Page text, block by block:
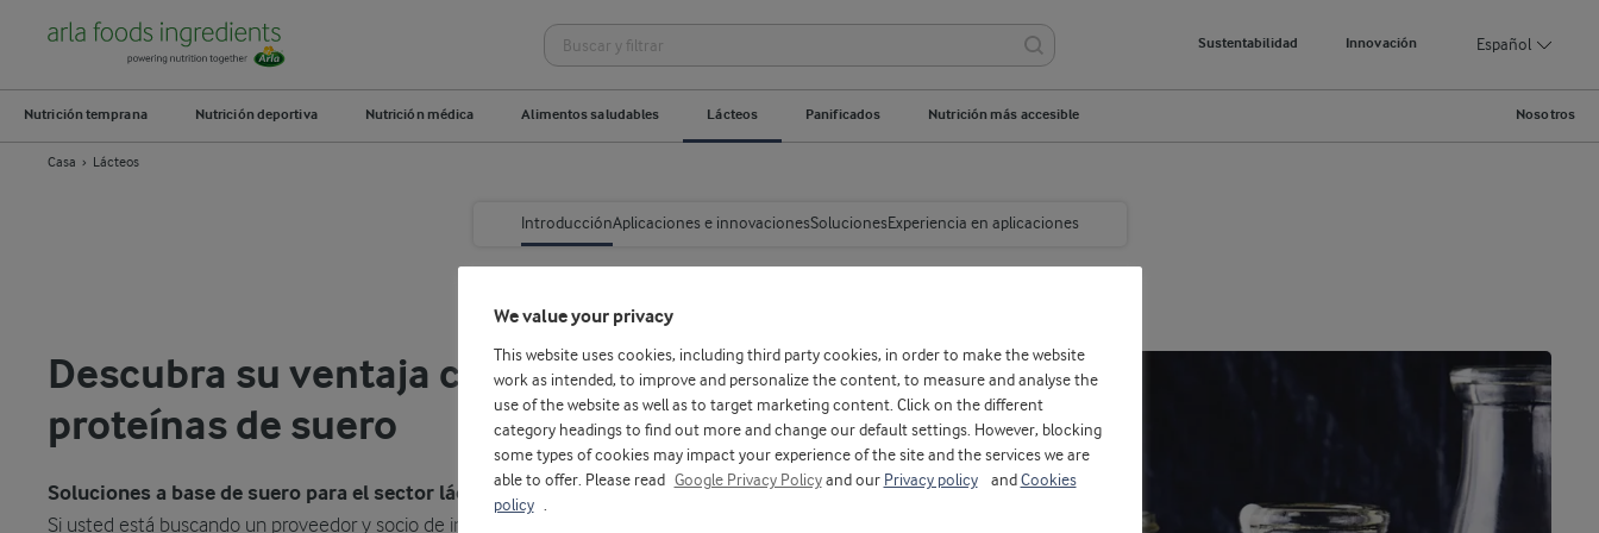
Sustentabilidad Innovación Español
Nutrición temprana Nutrición deportiva Nutrición médica Alimentos saludables Lácteos Panificados Nutrición más accesible Nosotros
Casa Lácteos
IntroducciónAplicaciones e innovacionesSoluciones Experiencia en aplicaciones
Descubra su ventaja competitiva con
proteínas de suero
Soluciones a base de suero para el sector lácteo
Si usted está buscando un proveedor y socio de ingredientes lácteos experto para
We value your privacy
This website uses cookies, including third party cookies, in order to make the website
work as intended, to improve and personalize the content, to measure and analyse the
use of the website as well as to target marketing content. Click on the different
category headings to find out more and change our default settings. However, blocking
some types of cookies may impact your experience of the site and the services we are
able to offer. Please read
Google Privacy Policyand our Privacy policy and Cookies
policy
.